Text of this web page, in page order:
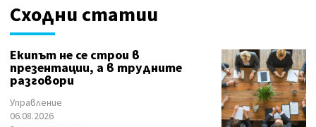
Сходни статии
Екипът не се строи в
презентации, а в трудните
разговори
Управление
06.08.2026